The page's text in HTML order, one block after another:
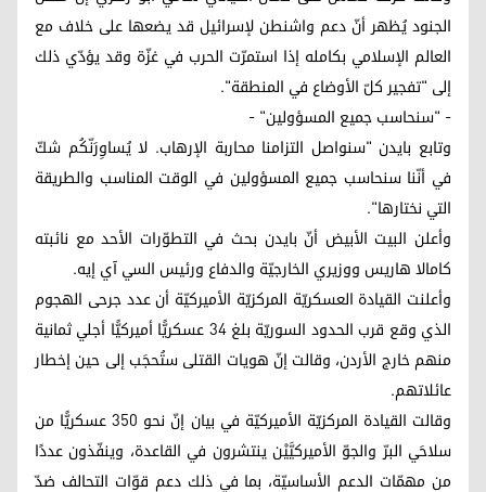
الجنود يُظهر أنّ دعم واشنطن لإسرائيل قد يضعها على خلاف مع
العالم الإسلامي بكامله إذا استمرّت الحرب في غزّة وقد يؤدّي ذلك
إلى "تفجير كلّ الأوضاع في المنطقة".
- "سنحاسب جميع المسؤولين" -
وتابع بايدن "سنواصل التزامنا محاربة الإرهاب. لا يُساوِرَنّكُم شكّ
في أنّنا سنحاسب جميع المسؤولين في الوقت المناسب والطريقة
التي نختارها".
وأعلن البيت الأبيض أنّ بايدن بحث في التطوّرات الأحد مع نائبته
كامالا هاريس ووزيري الخارجيّة والدفاع ورئيس السي آي إيه.
وأعلنت القيادة العسكريّة المركزيّة الأميركيّة أن عدد جرحى الهجوم
الذي وقع قرب الحدود السوريّة بلغ 34 عسكريًّا أميركيًّا أجلي ثمانية
منهم خارج الأردن، وقالت إنّ هويات القتلى ستُحجَب إلى حين إخطار
عائلاتهم.
وقالت القيادة المركزيّة الأميركيّة في بيان إنّ نحو 350 عسكريًّا من
سلاحَي البرّ والجوّ الأميركيَّيْن ينتشرون في القاعدة، وينفّذون عددًا
من مهمّات الدعم الأساسيّة، بما في ذلك دعم قوّات التحالف ضدّ